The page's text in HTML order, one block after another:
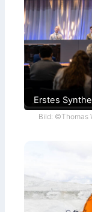
Erstes
Bild: ©Thomas